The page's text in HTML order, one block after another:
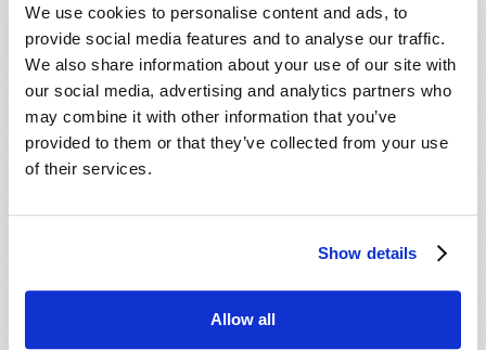
We use cookies to personalise content and ads, to
provide social media features and to analyse our traffic.
We also share information about your use of our site with
our social media, advertising and analytics partners who
may combine it with other information that you’ve
provided to them or that they’ve collected from your use
of their services.
Show details
Allow all